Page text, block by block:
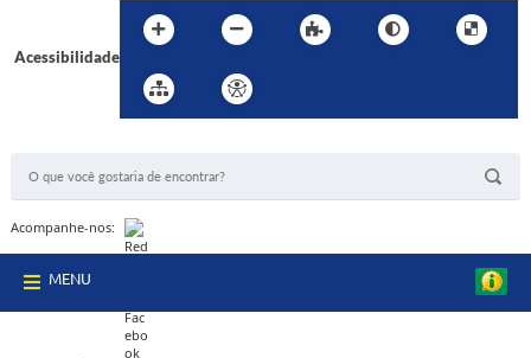
Acessibilidade
Acompanhe-nos:
MENU